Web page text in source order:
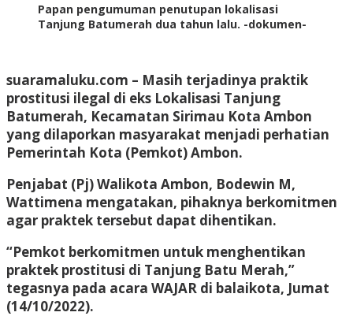
Papan pengumuman penutupan lokalisasi
Tanjung Batumerah dua tahun lalu. -dokumen-
suaramaluku.com – Masih terjadinya praktik
prostitusi ilegal di eks Lokalisasi Tanjung
Batumerah, Kecamatan Sirimau Kota Ambon
yang dilaporkan masyarakat menjadi perhatian
Pemerintah Kota (Pemkot) Ambon.
Penjabat (Pj) Walikota Ambon, Bodewin M,
Wattimena mengatakan, pihaknya berkomitmen
agar praktek tersebut dapat dihentikan.
“Pemkot berkomitmen untuk menghentikan
praktek prostitusi di Tanjung Batu Merah,”
tegasnya pada acara WAJAR di balaikota, Jumat
(14/10/2022).